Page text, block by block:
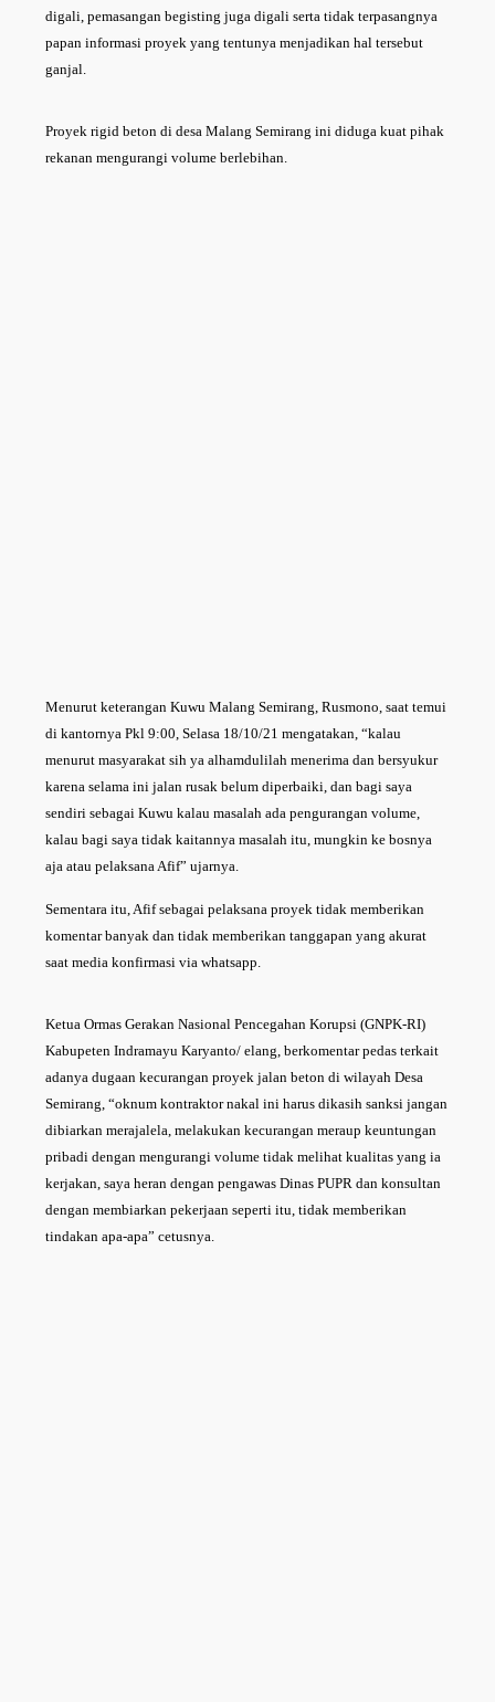
digali, pemasangan begisting juga digali serta tidak terpasangnya
papan informasi proyek yang tentunya menjadikan hal tersebut
ganjal.
Proyek rigid beton di desa Malang Semirang ini diduga kuat pihak
rekanan mengurangi volume berlebihan.
Menurut keterangan Kuwu Malang Semirang, Rusmono, saat temui
di kantornya Pkl 9:00, Selasa 18/10/21 mengatakan, “kalau
menurut masyarakat sih ya alhamdulilah menerima dan bersyukur
karena selama ini jalan rusak belum diperbaiki, dan bagi saya
sendiri sebagai Kuwu kalau masalah ada pengurangan volume,
kalau bagi saya tidak kaitannya masalah itu, mungkin ke bosnya
aja atau pelaksana Afif” ujarnya.
Sementara itu, Afif sebagai pelaksana proyek tidak memberikan
komentar banyak dan tidak memberikan tanggapan yang akurat
saat media konfirmasi via whatsapp.
Ketua Ormas Gerakan Nasional Pencegahan Korupsi (GNPK-RI)
Kabupeten Indramayu Karyanto/ elang, berkomentar pedas terkait
adanya dugaan kecurangan proyek jalan beton di wilayah Desa
Semirang, “oknum kontraktor nakal ini harus dikasih sanksi jangan
dibiarkan merajalela, melakukan kecurangan meraup keuntungan
pribadi dengan mengurangi volume tidak melihat kualitas yang ia
kerjakan, saya heran dengan pengawas Dinas PUPR dan konsultan
dengan membiarkan pekerjaan seperti itu, tidak memberikan
tindakan apa-apa” cetusnya.